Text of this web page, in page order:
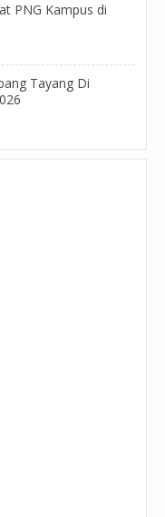
PNG Kampus di
Tayang Di